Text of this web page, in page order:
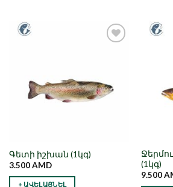
Գետի իշխան (1կգ)
3.500AMD
+ ԱՎԵԼԱՑՆԵԼ
(1կգ)
9.500